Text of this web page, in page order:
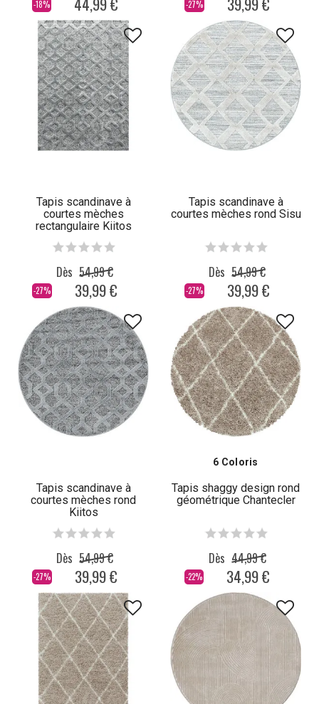
-18% -27%
Tapis scandinave à
courtes mèches
rectangulaire Kiitos
-27%
Dès 54,99 €
39,99 €
Tapis scandinave à
courtes mèches rond Sisu
-27%
Dès 54,99 €
39,99 €
Tapis scandinave à
courtes mèches rond
Kiitos
-27%
Dès 54,99 €
39,99 €
6 Coloris
Tapis shaggy design rond
géométrique Chantecler
-22%
Dès 44,99 €
34,99 €